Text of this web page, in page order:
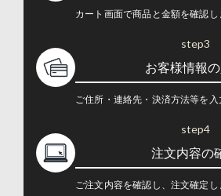
カート画面で商品と金額を確認し
step3
お客様情報
ご住所・連絡先・決済方法等を入
step4
注文内容の
ご注文内容を確認し、注文確定し